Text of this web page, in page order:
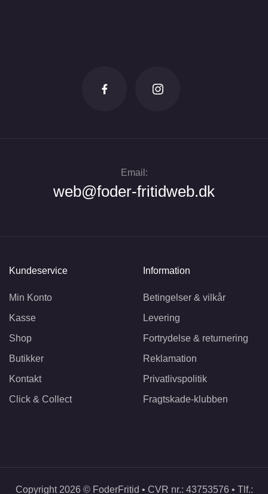
Email:
web@foder-fritidweb.dk
Kundeservice
Min Konto
Kasse
Shop
Butikker
Kontakt
Click & Collect
Information
Betingelser & vilkår
Levering
Fortrydelse & returnering
Reklamation
Privatlivspolitik
Fragtskade-klubben
Copyright 2026 © FoderFritid • CVR nr.: 43753576 • Tlf.: